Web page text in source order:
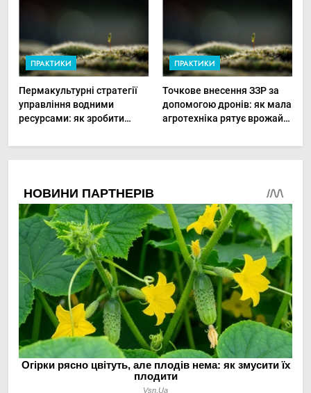
ПРАКТИКИ
Пермакультурні стратегії
управління водними
ресурсами: як зробити
до посухи
ПРАКТИКИ
Точкове внесення ЗЗР за
допомогою дронів: як мала
агротехніка рятує врожай